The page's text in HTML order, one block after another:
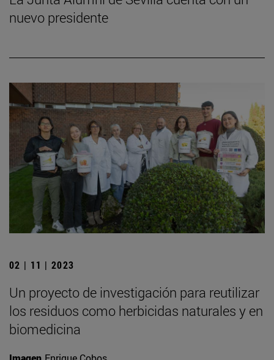
nuevo presidente
02 | 11 | 2023
Un proyecto de investigación para reutilizar
los residuos como herbicidas naturales y en
biomedicina